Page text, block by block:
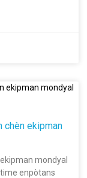
yon kokenn
ak enèji. Sa a
kab ki pa
Dingzun
sou kalite ak
nasyonal
deplase nan
benefis Kab
tout tan.
chèn ekipman
mondyal
enpòtans